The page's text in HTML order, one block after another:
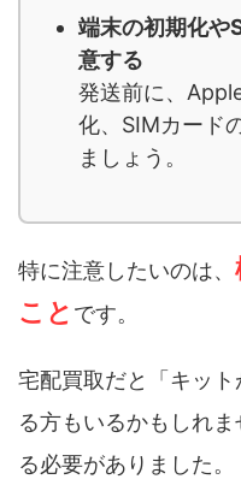
端末の初期化や
意する
発送前に、
化、SIMカード
ましょう。
特に注意したいのは、
こと です。
宅配買取だと「キッ
る方もいるかもしれ
る必要がありました。